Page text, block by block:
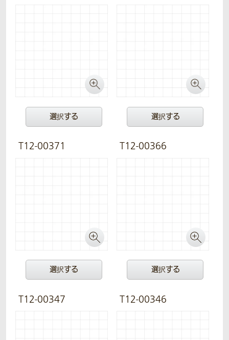
選択する 選択する
T12-00371
選択する
T12-00366
選択する
T12-00347 T12-00346